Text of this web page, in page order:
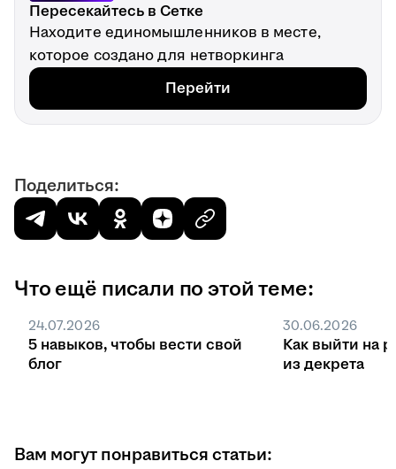
Пересекайтесь в Сетке
Находите единомышленников в месте,
которое создано для нетворкинга
Перейти
Поделиться:
Что ещё писали по этой теме:
24.07.2026
5 навыков, чтобы вести свой
блог
30.06.2026
Как выйти на
из декрета
Вам могут понравиться статьи: